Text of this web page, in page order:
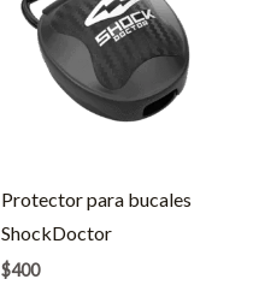
Protector para bucales
ShockDoctor
$400